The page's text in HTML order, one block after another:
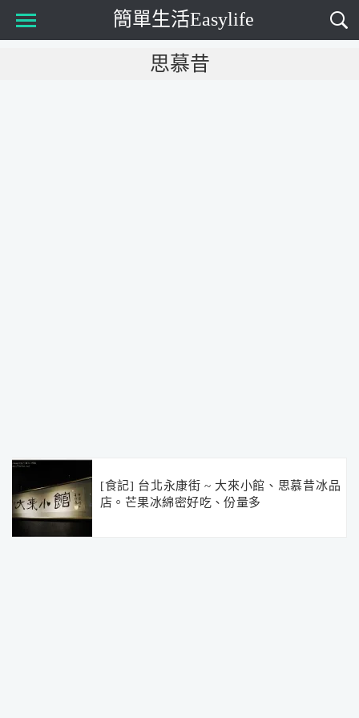
簡單生活Easylife
思慕昔
[食記] 台北永康街 ~ 大來小館、思慕昔冰品
店。芒果冰綿密好吃、份量多